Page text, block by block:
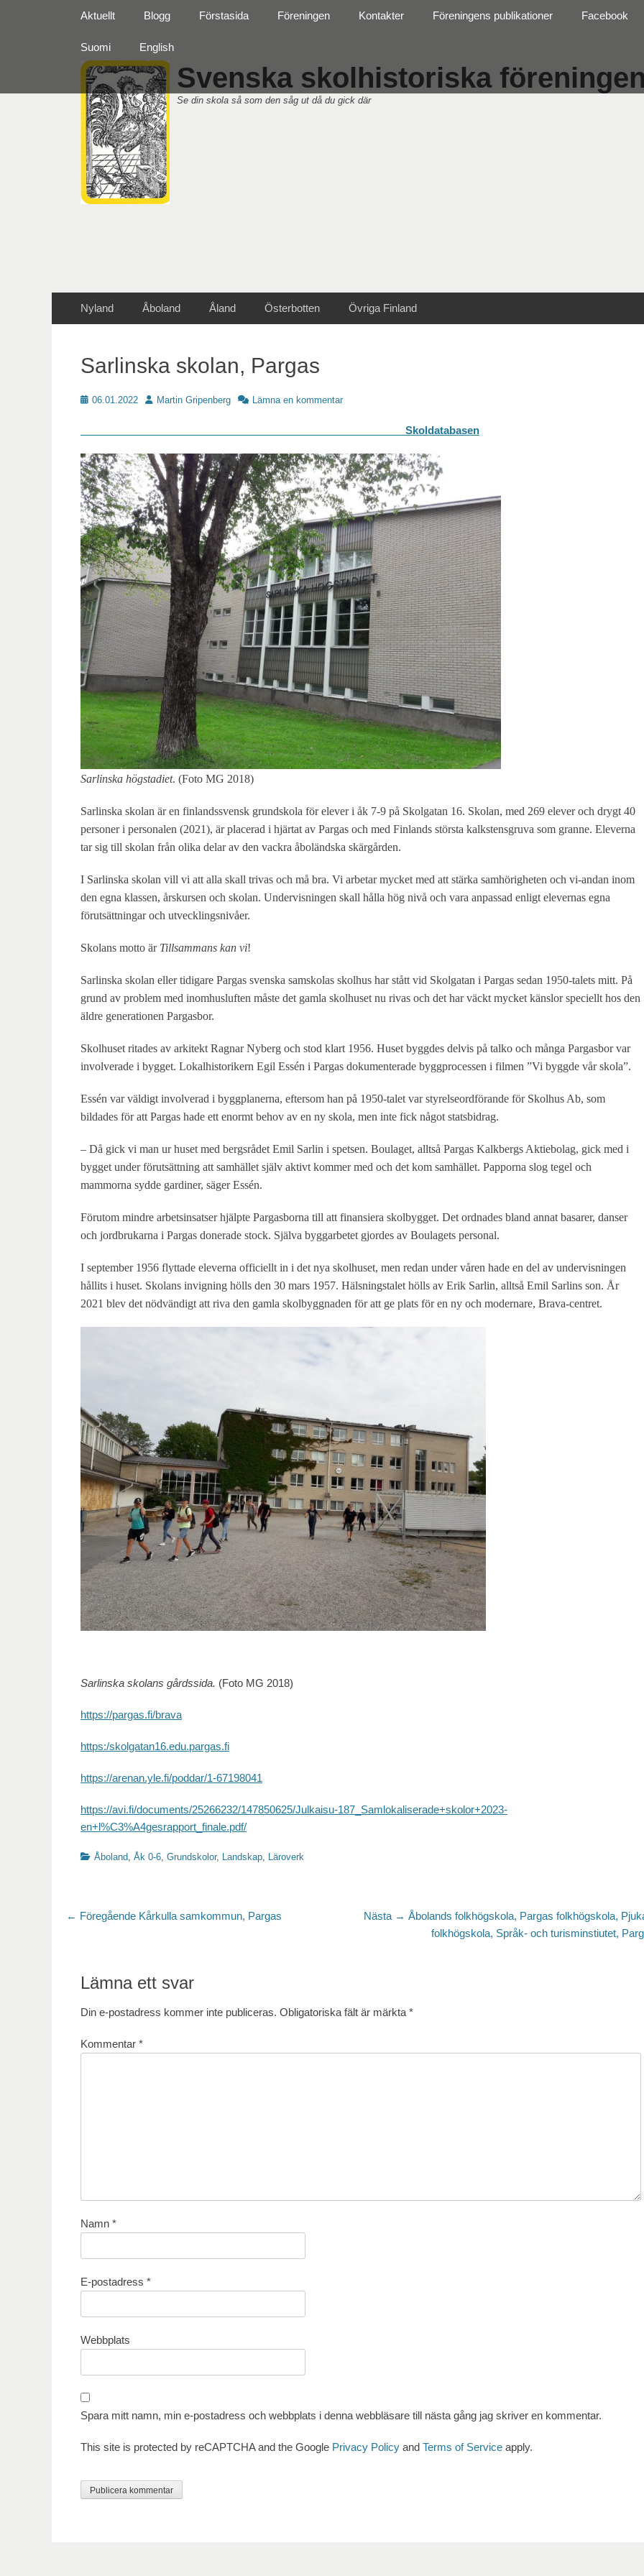
Svenska skolhistoriska
Se din skola så som den såg ut då du gick där
Primär meny
innehåll
Aktuellt Blogg Förstasida Föreningen Kontakter Föreningens publikationer Facebook
Suomi English
Sekundär meny
Nyland Åboland Åland Österbotten Övriga Finland
Sarlinska skolan, Pargas
Publicerat
06.01.2022 Författare
Martin Gripenberg Lämna en kommentar
Skoldatabasen
Sarlinska högstadiet. (Foto MG 2018)
Sarlinska skolan är en finlandssvensk grundskola för elever i åk 7-9 på Skolgatan 16. Skolan, med 269 elever och drygt 40
personer i personalen (2021), är placerad i hjärtat av Pargas och med Finlands största kalkstensgruva som granne. Eleverna
tar sig till skolan från olika delar av den vackra åboländska skärgården.
I Sarlinska skolan vill vi att alla skall trivas och må bra. Vi arbetar mycket med att stärka samhörigheten och vi-andan inom
den egna klassen, årskursen och skolan. Undervisningen skall hålla hög nivå och vara anpassad enligt elevernas egna
förutsättningar och utvecklingsnivåer.
Skolans motto är Tillsammans kan vi!
Sarlinska skolan eller tidigare Pargas svenska samskolas skolhus har stått vid Skolgatan i Pargas sedan 1950-talets mitt. På
grund av problem med inomhusluften måste det gamla skolhuset nu rivas och det har väckt mycket känslor speciellt hos den
äldre generationen Pargasbor.
Skolhuset ritades av arkitekt Ragnar Nyberg och stod klart 1956. Huset byggdes delvis på talko och många Pargasbor var
involverade i bygget. Lokalhistorikern Egil Essén i Pargas dokumenterade byggprocessen i filmen ”Vi byggde vår skola”.
Essén var väldigt involverad i byggplanerna, eftersom han på 1950-talet var styrelseordförande för Skolhus Ab, som
bildades för att Pargas hade ett enormt behov av en ny skola, men inte fick något statsbidrag.
– Då gick vi man ur huset med bergsrådet Emil Sarlin i spetsen. Boulaget, alltså Pargas Kalkbergs Aktiebolag, gick med i
bygget under förutsättning att samhället själv aktivt kommer med och det kom samhället. Papporna slog tegel och
mammorna sydde gardiner, säger Essén.
Förutom mindre arbetsinsatser hjälpte Pargasborna till att finansiera skolbygget. Det ordnades bland annat basarer, danser
och jordbrukarna i Pargas donerade stock. Själva byggarbetet gjordes av Boulagets personal.
I september 1956 flyttade eleverna officiellt in i det nya skolhuset, men redan under våren hade en del av undervisningen
hållits i huset. Skolans invigning hölls den 30 mars 1957. Hälsningstalet hölls av Erik Sarlin, alltså Emil Sarlins son. År
2021 blev det nödvändigt att riva den gamla skolbyggnaden för att ge plats för en ny och modernare, Brava-centret.
Sarlinska skolans gårdssida. (Foto MG 2018)
https://pargas.fi/brava
https:/skolgatan16.edu.pargas.fi
https://arenan.yle.fi/poddar/1-67198041
https://avi.fi/documents/25266232/147850625/Julkaisu-187_Samlokaliserade+skolor+2023-
en+l%C3%A4gesrapport_finale.pdf/
Kategorier
Åboland, Åk 0-6, Grundskolor, Landskap, Läroverk
Inläggsnavigering
← Föregående Föregående
Kårkulla samkommun, Pargas Nästa → Nästa
inlägg:
Åbolands folkhögskola, Pargas folkhögskola,
folkhögskola, Språk- och turisminstiutet,
Lämna ett svar
Din e-postadress kommer inte publiceras. Obligatoriska fält är märkta *
Kommentar *
Namn *
E-postadress *
Webbplats
Spara mitt namn, min e-postadress och webbplats i denna webbläsare till nästa gång jag skriver en kommentar.
This site is protected by reCAPTCHA and the Google Privacy Policy and Terms of Service apply.